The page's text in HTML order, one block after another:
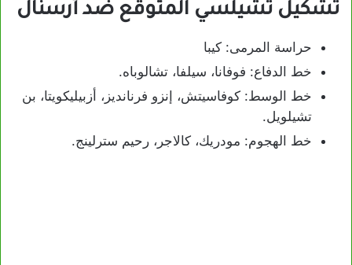
تشكيل تشيلسي المتوقع ضد أرسنال
حراسة المرمى: كيبا
خط الدفاع: فوفانا، سيلفا، تشالوباه.
خط الوسط: كوفاسيتش، إنزو فرنانديز، أزبيليكويتا، بن
تشيلويل.
خط الهجوم: مودريك، كالاجر، رحيم سترلينج.